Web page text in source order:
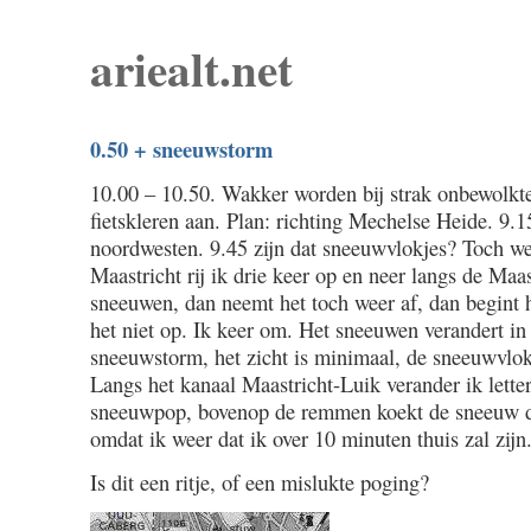
ariealt.net
0.50 + sneeuwstorm
10.00 – 10.50. Wakker worden bij strak
fietskleren aan. Plan: richting Mechelse Heide.
noordwesten. 9.45 zijn dat sneeuwvlokjes? Toch
Maastricht rij ik drie keer op en neer langs de
sneeuwen, dan neemt het toch weer af, dan begint
het niet op. Ik keer om. Het sneeuwen verandert in
sneeuwstorm, het zicht is minimaal, de
Langs het kanaal Maastricht-Luik verander ik
sneeuwpop, bovenop de remmen koekt de
omdat ik weer dat ik over 10 minuten thuis zal zijn.
Is dit een ritje, of een mislukte poging?